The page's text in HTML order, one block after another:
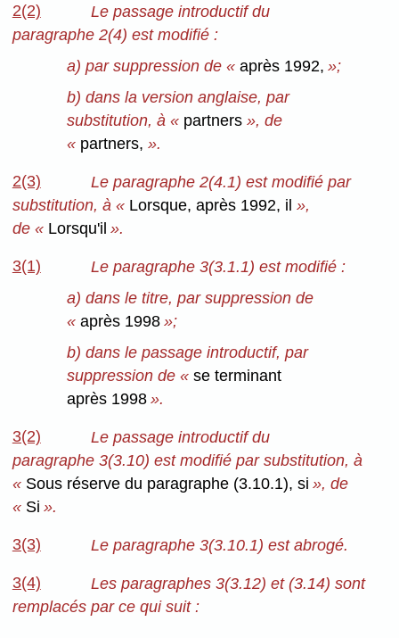
2(2)
Le passage introductif du
paragraphe 2(4) est modifié :
a) par suppression de «après 1992, »;
b) dans la version anglaise, par
substitution, à « partners», de
« partners,».
2(3)
Le paragraphe 2(4.1) est modifié par
substitution, à « Lorsque, après 1992, il »,
de «Lorsqu'il ».
3(1)
Le paragraphe 3(3.1.1) est modifié :
a) dans le titre, par suppression de
«après 1998 »;
b) dans le passage introductif, par
suppression de «se terminant
après 1998 ».
3(2)
Le passage introductif du
paragraphe 3(3.10) est modifié par substitution, à
« Sous réserve du paragraphe (3.10.1), si », de
« Si ».
3(3) Le paragraphe 3(3.10.1) est abrogé.
3(4)
Les paragraphes 3(3.12) et (3.14) sont
remplacés par ce qui suit :